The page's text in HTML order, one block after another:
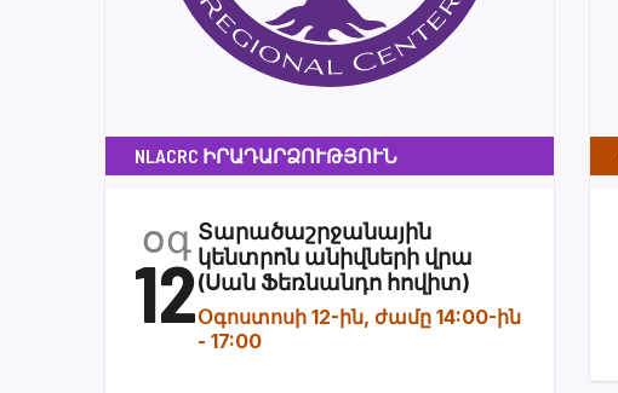
NLACRC ԻՐԱԴԱՐՁՈՒԹՅՈՒՆ
օգ
12
Տարածաշրջանային
կենտրոն անիվների վրա
(Սան Ֆեռնանդո հովիտ)
Օգոստոսի 12-ին, ժամը 14:00-ին
- 17:00